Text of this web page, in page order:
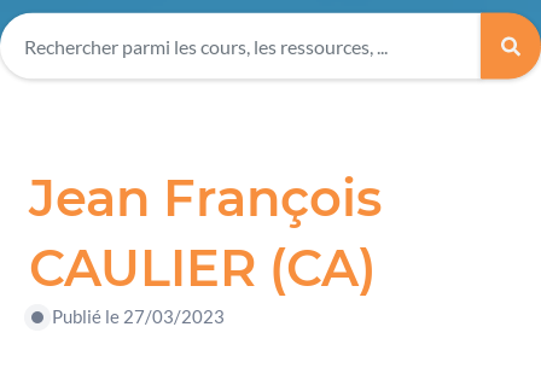
Jean François
CAULIER (CA)
Publié le 27/03/2023